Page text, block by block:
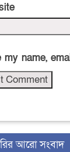
my name,
‍আরো সংবাদ